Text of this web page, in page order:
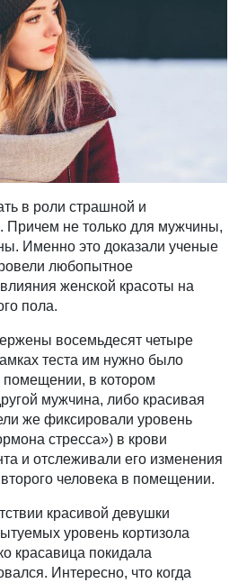
в роли страшной и
Причем не только для мужчины,
Именно это доказали ученые
любопытное
женской красоты на
пола.
восемьдесят четыре
теста им нужно было
помещении, в котором
мужчина, либо красивая
же фиксировали уровень
стресса») в крови
и отслеживали его изменения
человека в помещении.
красивой девушки
уровень кортизола
красавица покидала
Интересно, что когда